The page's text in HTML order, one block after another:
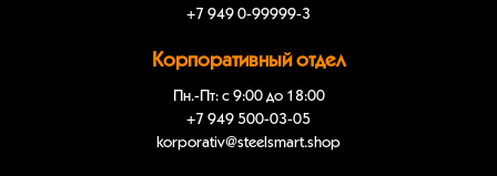
+7 949 0-99999-3
Корпоративный отдел
Пн.-Пт: с 9:00 до 18:00
+7 949 500-03-05
korporativ@steelsmart.shop